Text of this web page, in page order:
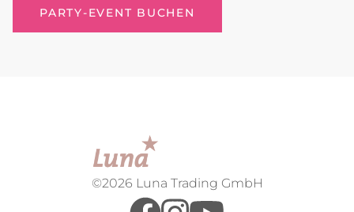
PARTY-EVENT BUCHEN
©2026 Luna Trading GmbH